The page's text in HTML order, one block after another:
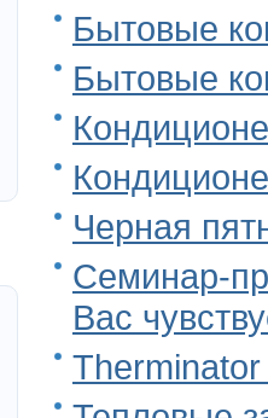
Бытовые
Бытовые
Черная
Семинар-
Вас
Therminator